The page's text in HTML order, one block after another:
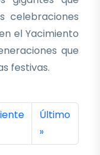
celebraciones
el Yacimiento
que
festivas.
página
Última
Último
»